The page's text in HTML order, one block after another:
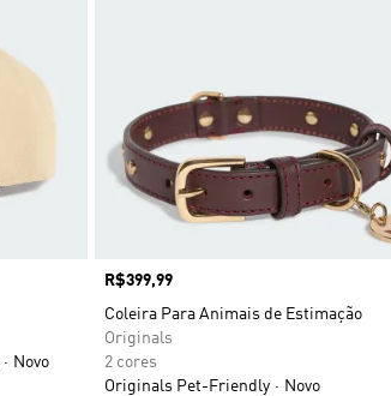
Novo
Preço
R$399,99
Coleira Para Animais de Estimação
Originals
2 cores
Originals Pet-Friendly
Novo